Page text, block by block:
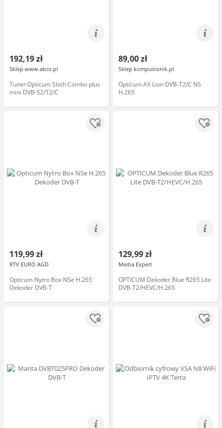
192,19 zł
Sklep www.abcv.pl
Tuner Opticum Sloth Combo plus
mini DVB-S2/T2/C
89,00 zł
Sklep komputronik.pl
Opticum AX Lion DVB-T2/C NS
H.265
119,99 zł
RTV EURO AGD
Opticum Nytro Box NSe H.265
Dekoder DVB-T
129,99 zł
Media Expert
OPTICUM Dekoder Blue R265 Lite
DVB-T2/HEVC/H.265